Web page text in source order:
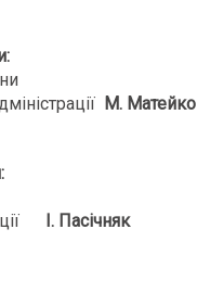
М. Матейко
І. Пасічняк